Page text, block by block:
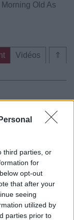
third parties, or
for
opt-out
that after your
seeing
utilized by
parties prior to
Old As
⇑
Vidéos
:
le CD sur
partition au